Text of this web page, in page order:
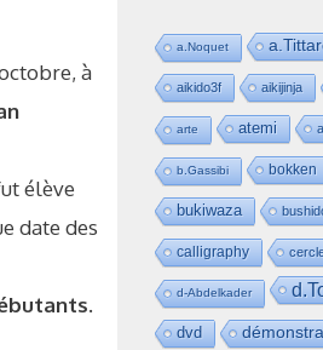
à
élève
date des
a.Noquet
aikido3f aikijinja
arte atemi
b.Gassibi bokken
bukiwaza
calligraphy
d-Abdelkader
dvd